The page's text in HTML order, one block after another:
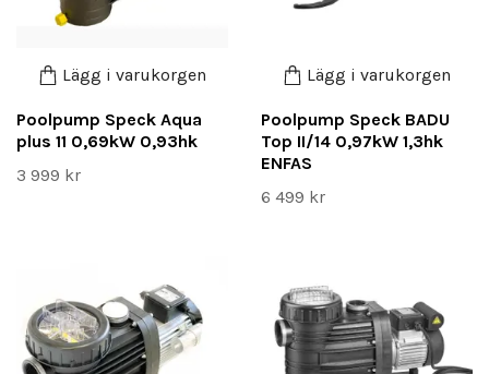
Lägg i varukorgen
Poolpump Speck Aqua
plus 11 0,69kW 0,93hk
3 999 kr
Lägg i varukorgen
Poolpump Speck BADU
Top II/14 0,97kW 1,3hk
ENFAS
6 499 kr